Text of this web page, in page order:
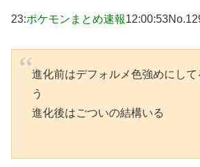
23:ポケモンまとめ速報12:00:53
進化前はデフォルメ色強めにし
う
進化後はごついの結構いる